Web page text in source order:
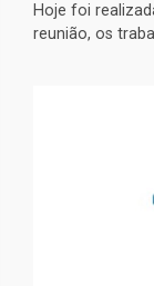
Hoje foi
reunião, os